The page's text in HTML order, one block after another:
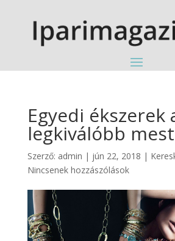
Egyedi ékszerek
legkiválóbb
Szerző: admin | jún 22, 2018 |
Nincsenek hozzászólások